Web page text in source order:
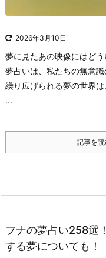
2026年3月10日
夢に見たあの映像にはど
夢占いは、私たちの無意識
繰り広げられる夢の世界
...
記事を
フナの夢占い258選
する夢についても！